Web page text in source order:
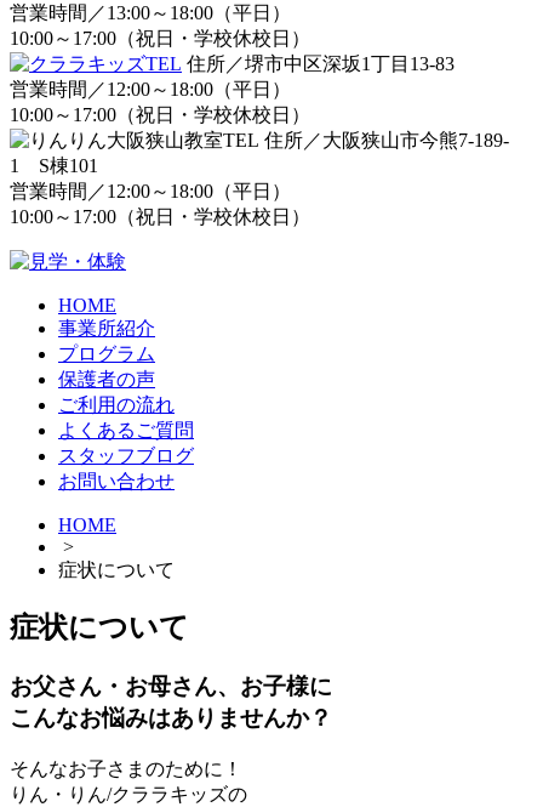
営業時間／13:00～18:00（平日）
10:00～17:00（祝日・学校休校日）
住所／堺市中区深坂1丁目13-83
営業時間／12:00～18:00（平日）
10:00～17:00（祝日・学校休校日）
住所／大阪狭山市今熊7-189-
1 S棟101
営業時間／12:00～18:00（平日）
10:00～17:00（祝日・学校休校日）
HOME
事業所紹介
プログラム
保護者の声
ご利用の流れ
よくあるご質問
スタッフブログ
お問い合わせ
HOME
>
症状について
症状について
お父さん・お母さん、お子様に
こんなお悩みはありませんか？
そんなお子さまのために！
りん・りん/クララキッズの